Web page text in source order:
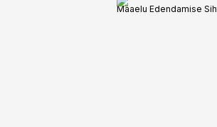
Maaelu Edendamise